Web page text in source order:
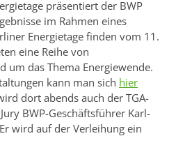
präsentiert der BWP
im Rahmen eines
Energietage finden vom 11.
eine Reihe von
um das Thema Energiewende.
kann man sich hier
dort abends auch der TGA-
BWP-Geschäftsführer Karl-
wird auf der Verleihung ein